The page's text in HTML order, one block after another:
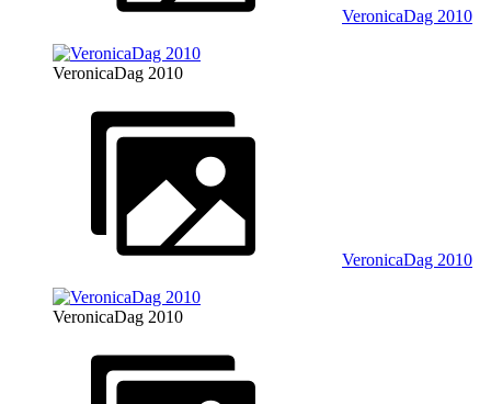
VeronicaDag 2010
VeronicaDag 2010
VeronicaDag 2010
VeronicaDag 2010